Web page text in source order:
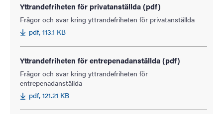
Yttrandefriheten för privatanställda (pdf)
Frågor och svar kring yttrandefriheten för privatanställda
pdf, 113.1 KB
Yttrandefriheten för entrepenadanställda (pdf)
Frågor och svar kring yttrandefriheten för
entrepenadanställda
pdf, 121.21 KB